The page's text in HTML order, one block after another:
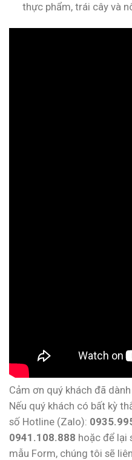
thực phẩm, trái cây và
Cảm ơn quý khách đã
Nếu quý khách có bất kỳ
số Hotline (Zalo):
0941.108.888 hoặc để lại
mẫu Form, chúng tôi sẽ